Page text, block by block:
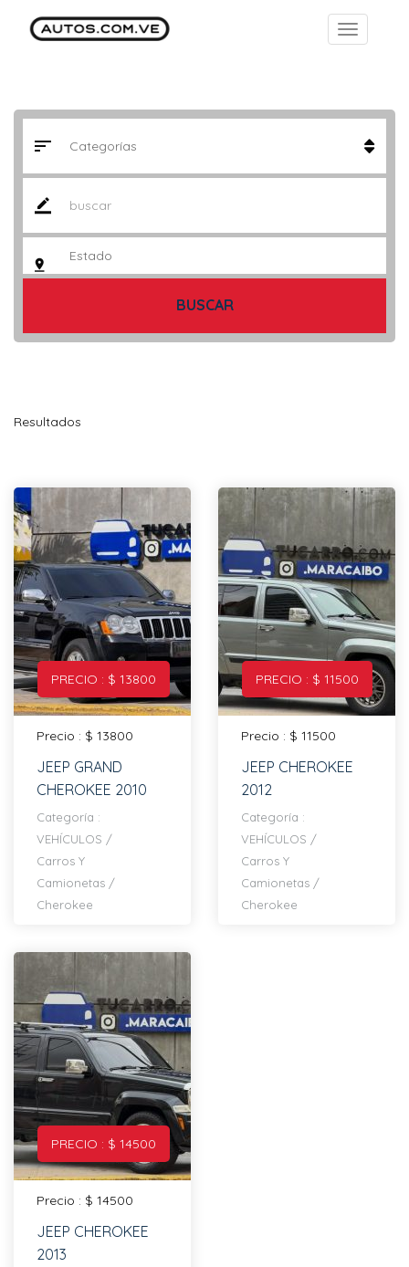
BUSCAR
Resultados
PRECIO : $ 13800
Precio : $ 13800
JEEP GRAND
CHEROKEE 2010
Categoría :
VEHÍCULOS /
Carros Y
Camionetas /
Cherokee
PRECIO : $ 11500
Precio : $ 11500
JEEP CHEROKEE
2012
Categoría :
VEHÍCULOS /
Carros Y
Camionetas /
Cherokee
PRECIO : $ 14500
Precio : $ 14500
JEEP CHEROKEE
2013